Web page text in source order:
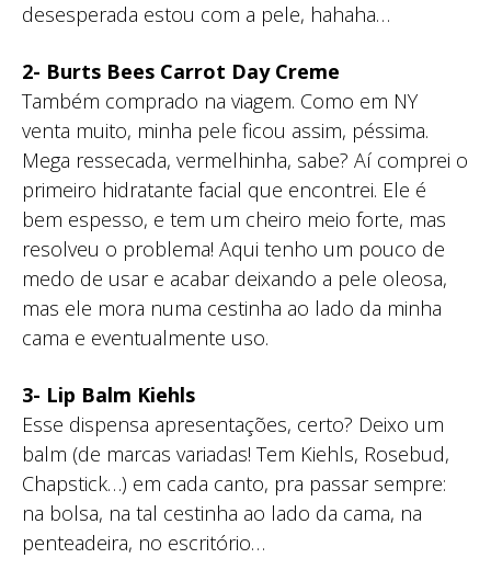
desesperada estou com a pele, hahaha…
2- Burts Bees Carrot Day Creme
Também comprado na viagem. Como em NY
venta muito, minha pele ficou assim, péssima.
Mega ressecada, vermelhinha, sabe? Aí comprei o
primeiro hidratante facial que encontrei. Ele é
bem espesso, e tem um cheiro meio forte, mas
resolveu o problema! Aqui tenho um pouco de
medo de usar e acabar deixando a pele oleosa,
mas ele mora numa cestinha ao lado da minha
cama e eventualmente uso.
3- Lip Balm Kiehls
Esse dispensa apresentações, certo? Deixo um
balm (de marcas variadas! Tem Kiehls, Rosebud,
Chapstick…) em cada canto, pra passar sempre:
na bolsa, na tal cestinha ao lado da cama, na
penteadeira, no escritório…